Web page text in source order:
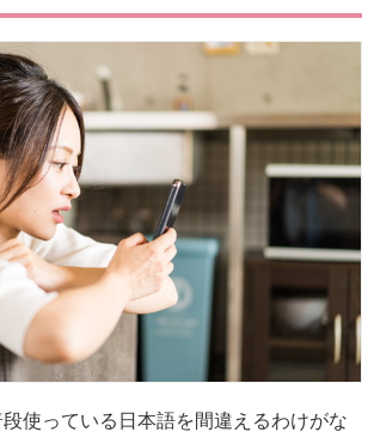
使っている日本語を間違えるわけがな